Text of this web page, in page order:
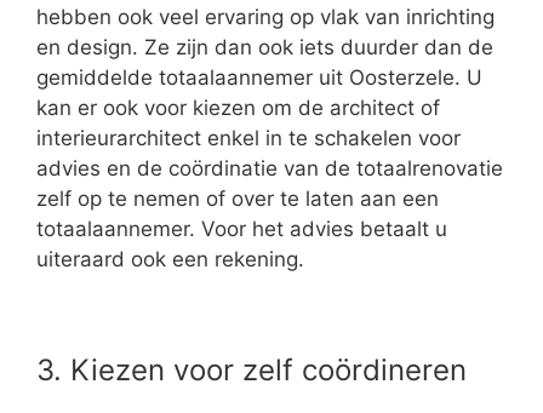
hebben ook veel ervaring op vlak van inrichting
en design. Ze zijn dan ook iets duurder dan de
gemiddelde totaalaannemer uit Oosterzele. U
kan er ook voor kiezen om de architect of
interieurarchitect enkel in te schakelen voor
advies en de coördinatie van de totaalrenovatie
zelf op te nemen of over te laten aan een
totaalaannemer. Voor het advies betaalt u
uiteraard ook een rekening.
3. Kiezen voor zelf coördineren